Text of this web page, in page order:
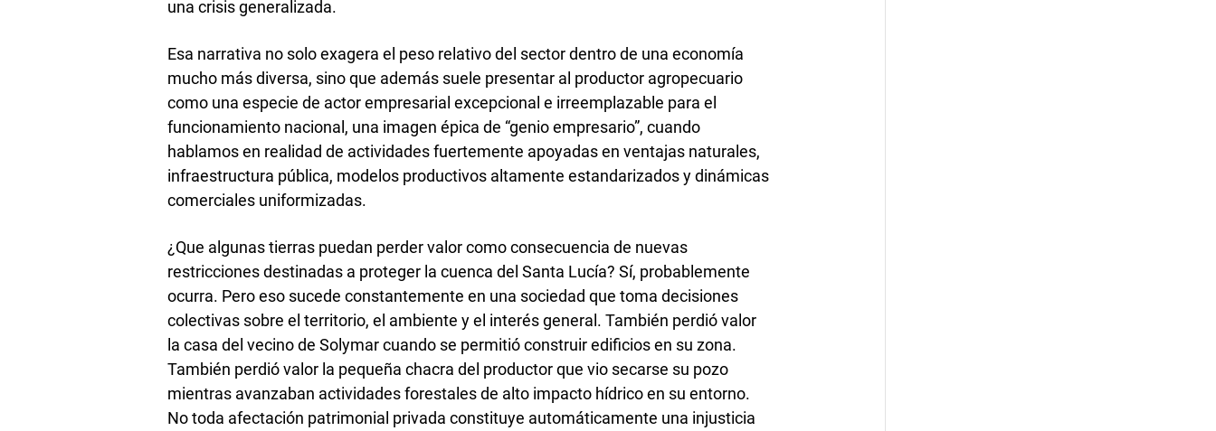
una crisis generalizada.
Esa narrativa no solo exagera el peso relativo del sector dentro de una economía
mucho más diversa, sino que además suele presentar al productor agropecuario
como una especie de actor empresarial excepcional e irreemplazable para el
funcionamiento nacional, una imagen épica de “genio empresario”, cuando
hablamos en realidad de actividades fuertemente apoyadas en ventajas naturales,
infraestructura pública, modelos productivos altamente estandarizados y dinámicas
comerciales uniformizadas.
¿Que algunas tierras puedan perder valor como consecuencia de nuevas
restricciones destinadas a proteger la cuenca del Santa Lucía? Sí, probablemente
ocurra. Pero eso sucede constantemente en una sociedad que toma decisiones
colectivas sobre el territorio, el ambiente y el interés general. También perdió valor
la casa del vecino de Solymar cuando se permitió construir edificios en su zona.
También perdió valor la pequeña chacra del productor que vio secarse su pozo
mientras avanzaban actividades forestales de alto impacto hídrico en su entorno.
No toda afectación patrimonial privada constituye automáticamente una injusticia